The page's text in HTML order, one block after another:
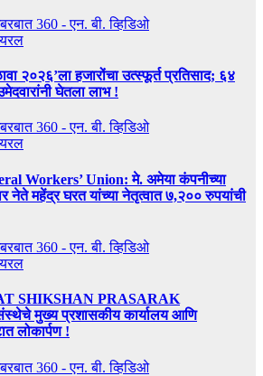
360 - एन. बी. व्हिडिओ
२०२६’ला हजारोंचा उत्स्फूर्त प्रतिसाद; ६४
घेतला लाभ !
360 - एन. बी. व्हिडिओ
Workers’ Union: मे. अमेया कंपनीच्या
नेते महेंद्र घरत यांच्या नेतृत्वात ७,२०० रुपयांची
360 - एन. बी. व्हिडिओ
SHIKSHAN PRASARAK
मुख्य प्रशासकीय कार्यालय आणि
लोकार्पण !
360 - एन. बी. व्हिडिओ